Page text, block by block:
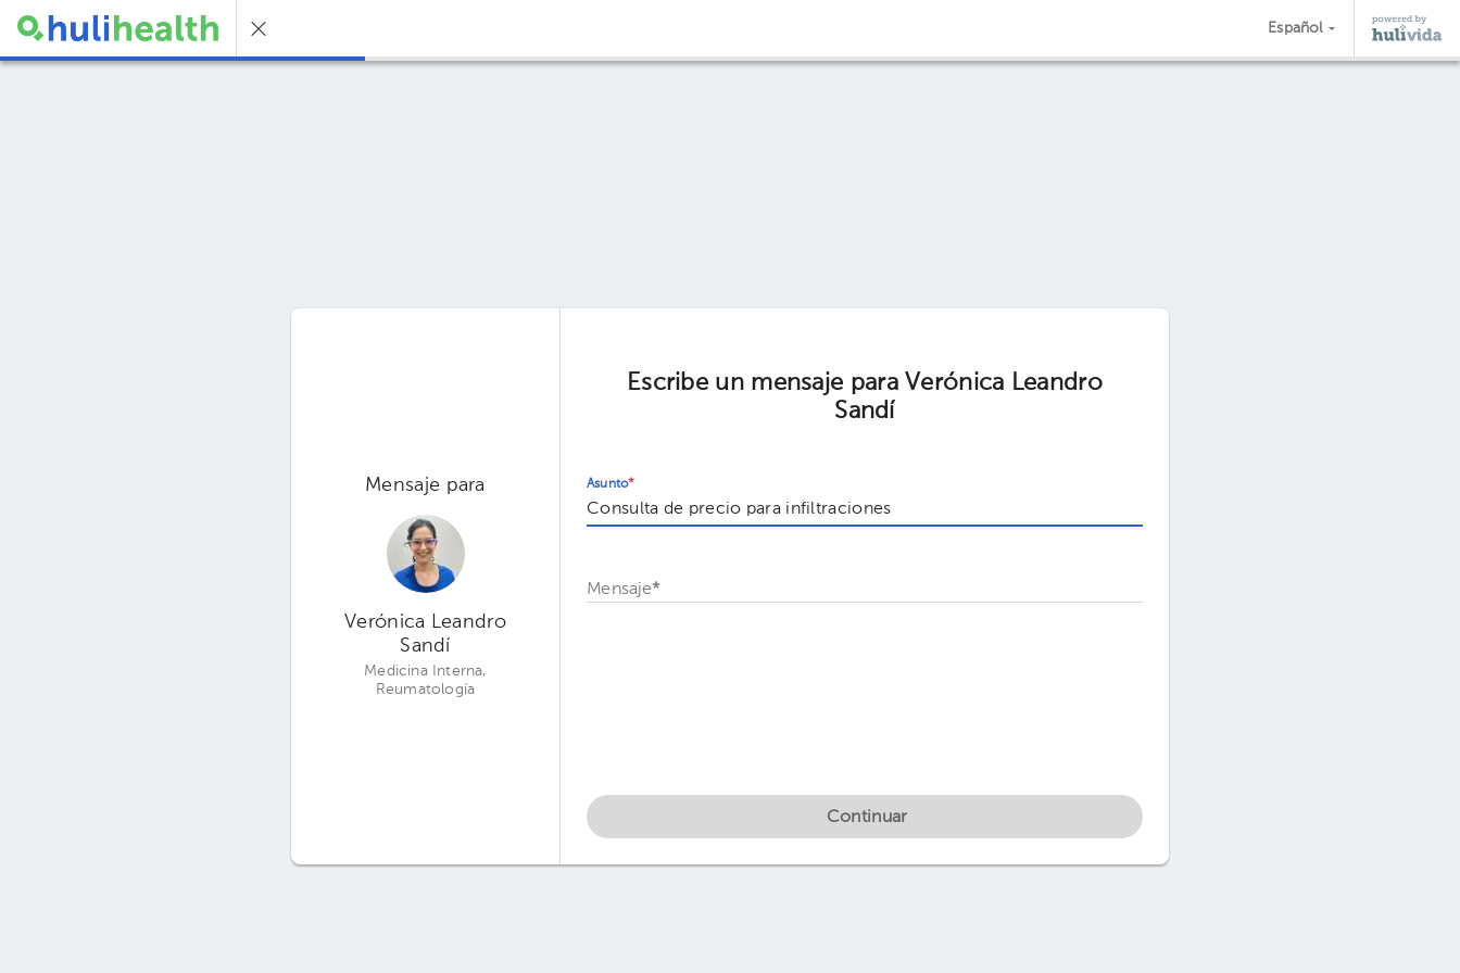
Español
Mensaje para
Verónica Leandro
Sandí
Medicina Interna,
Reumatología
Escribe un mensaje para Verónica Leandro
Sandí
Asunto*
Mensaje*
Continuar